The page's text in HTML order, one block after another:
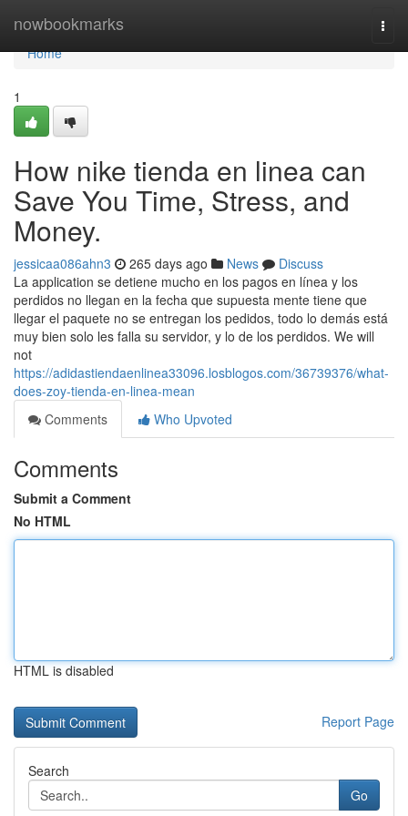
nowbookmarks
Home
Home
1
How nike tienda en linea can
Save You Time, Stress, and
Money.
jessicaa086ahn3 265 days ago News
Discuss
La application se detiene mucho en los pagos en línea y los
perdidos no llegan en la fecha que supuesta mente tiene que
llegar el paquete no se entregan los pedidos, todo lo demás está
muy bien solo les falla su servidor, y lo de los perdidos. We will
not
https://adidastiendaenlinea33096.losblogos.com/36739376/what-
does-zoy-tienda-en-linea-mean
Comments
Who Upvoted
Comments
Submit a Comment
No HTML
HTML is disabled
Report Page
Search
Go